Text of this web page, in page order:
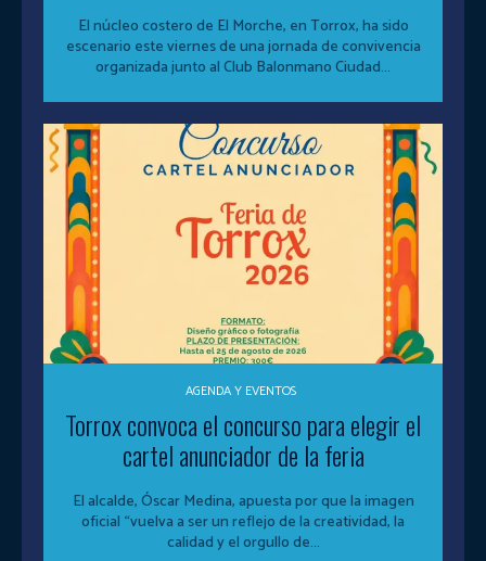
El núcleo costero de El Morche, en Torrox, ha sido
escenario este viernes de una jornada de convivencia
organizada junto al Club Balonmano Ciudad...
AGENDA Y EVENTOS
Torrox convoca el concurso para elegir el
cartel anunciador de la feria
El alcalde, Óscar Medina, apuesta por que la imagen
oficial “vuelva a ser un reflejo de la creatividad, la
calidad y el orgullo de...